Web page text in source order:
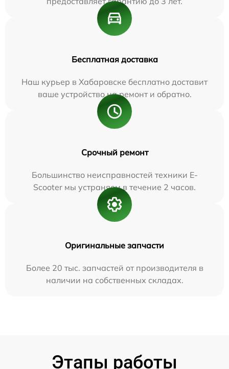
Бесплатная доставка
Наш курьер в Хабаровске бесплатно доставит
ваше устройство на ремонт и обратно.
Срочный ремонт
Большинство неисправностей техники E-
Scooter мы устраняем в течение 2 часов.
Оригинальные запчасти
Более 20 тыс. запчастей от производителя в
наличии на собственных складах.
Этапы работы